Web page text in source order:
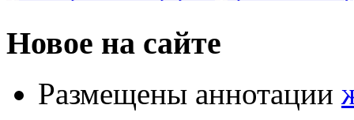
Новое на сайте
Размещены аннотации